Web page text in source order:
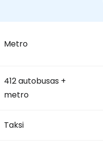
Metro
412 autobusas +
metro
Taksi